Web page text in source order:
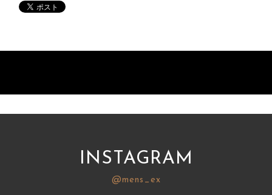
INSTAGRAM
@mens_ex